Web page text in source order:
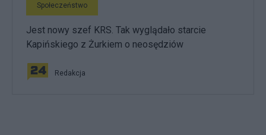
Społeczeństwo
Jest nowy szef KRS. Tak wyglądało starcie
Kapińskiego z Żurkiem o neosędziów
Redakcja